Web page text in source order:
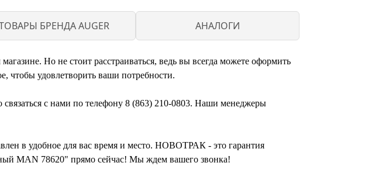
БРЕНДА AUGER АНАЛОГИ
Но не стоит расстраиваться, ведь вы всегда можете оформить
удовлетворить ваши потребности.
с нами по телефону 8 (863) 210-0803. Наши менеджеры
в удобное для вас время и место. НОВОТРАК - это гарантия
MAN 78620" прямо сейчас! Мы ждем вашего звонка!